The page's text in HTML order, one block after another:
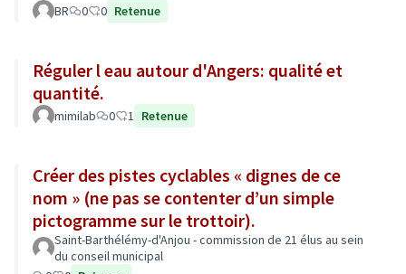
BR 0 0 Retenue
Réguler l eau autour d'Angers: qualité et
quantité.
mimilab 0 1 Retenue
Créer des pistes cyclables « dignes de ce
nom » (ne pas se contenter d’un simple
pictogramme sur le trottoir).
Saint-Barthélémy-d'Anjou - commission de 21 élus au sein
du conseil municipal